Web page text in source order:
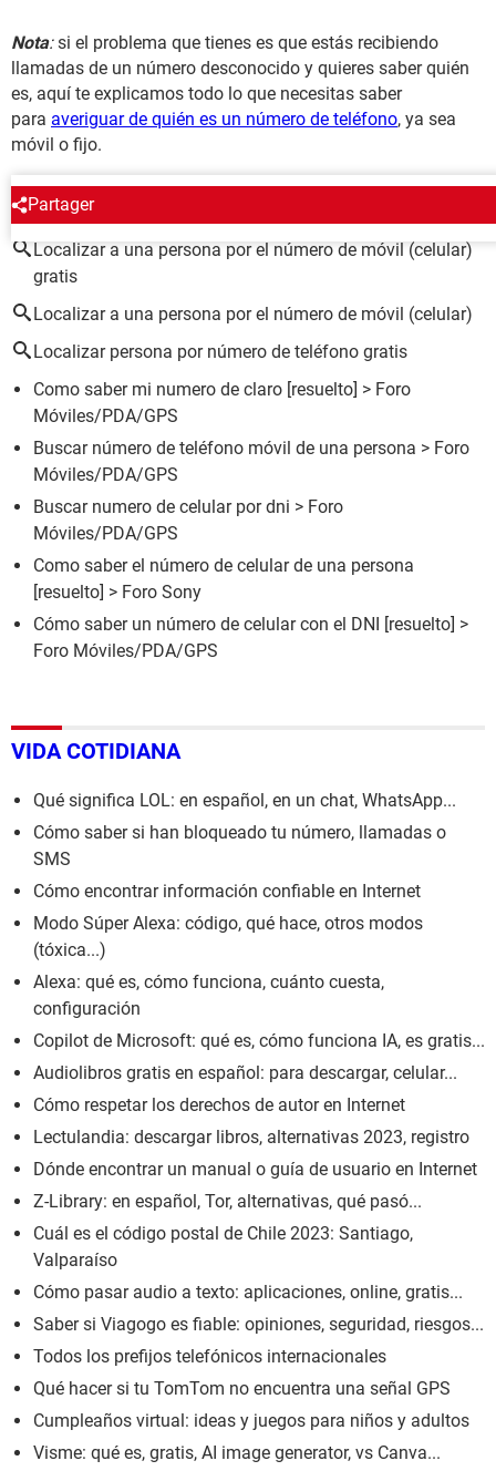
Nota:si el problema que tienes es que estás recibiendo
llamadas de un número desconocido y quieres saber quién
es, aquí te explicamos todo lo que necesitas saber
para averiguar de quién es un número de teléfono, ya sea
móvil o fijo.
Partager
ALREDEDOR DEL MISMO TEMA
Localizar a una persona por el número de móvil (celular)
gratis
Localizar a una persona por el número de móvil (celular)
Localizar persona por número de teléfono gratis
Como saber mi numero de claro [resuelto] > Foro
Móviles/PDA/GPS
Buscar número de teléfono móvil de una persona > Foro
Móviles/PDA/GPS
Buscar numero de celular por dni > Foro
Móviles/PDA/GPS
Como saber el número de celular de una persona
[resuelto] > Foro Sony
Cómo saber un número de celular con el DNI [resuelto] >
Foro Móviles/PDA/GPS
VIDA COTIDIANA
Qué significa LOL: en español, en un chat, WhatsApp...
Cómo saber si han bloqueado tu número, llamadas o
SMS
Cómo encontrar información confiable en Internet
Modo Súper Alexa: código, qué hace, otros modos
(tóxica...)
Alexa: qué es, cómo funciona, cuánto cuesta,
configuración
Copilot de Microsoft: qué es, cómo funciona IA, es gratis...
Audiolibros gratis en español: para descargar, celular...
Cómo respetar los derechos de autor en Internet
Lectulandia: descargar libros, alternativas 2023, registro
Dónde encontrar un manual o guía de usuario en Internet
Z-Library: en español, Tor, alternativas, qué pasó...
Cuál es el código postal de Chile 2023: Santiago,
Valparaíso
Cómo pasar audio a texto: aplicaciones, online, gratis...
Saber si Viagogo es fiable: opiniones, seguridad, riesgos...
Todos los prefijos telefónicos internacionales
Qué hacer si tu TomTom no encuentra una señal GPS
Cumpleaños virtual: ideas y juegos para niños y adultos
Visme: qué es, gratis, AI image generator, vs Canva...